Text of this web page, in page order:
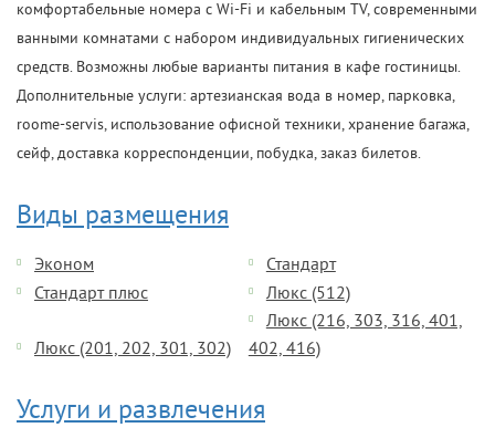
комфортабельные номера с Wi-Fi и кабельным TV, современными
ванными комнатами с набором индивидуальных гигиенических
средств. Возможны любые варианты питания в кафе гостиницы.
Дополнительные услуги: артезианская вода в номер, парковка,
roome-servis, использование офисной техники, хранение багажа,
сейф, доставка корреспонденции, побудка, заказ билетов.
Виды размещения
Эконом
Стандарт
Стандарт плюс
Люкс (512)
Люкс (201, 202, 301, 302)
Люкс (216, 303, 316, 401,
402, 416)
Услуги и развлечения